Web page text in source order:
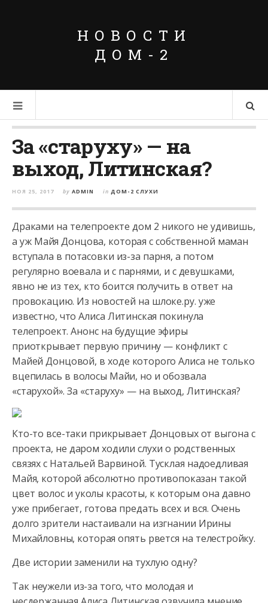
НОВОСТИ
ДОМ-2
За «старуху» — на
выход, Литинская?
НОЯ 25, 2017 by ADMIN in ДОМ-2 СЛУХИ
Драками на телепроекте дом 2 никого не удивишь,
а уж Майя Донцова, которая с собственной маман
вступала в потасовки из-за парня, а потом
регулярно воевала и с парнями, и с девушками,
явно не из тех, кто боится получить в ответ на
провокацию. Из новостей на шлоке.ру. уже
известно, что Алиса Литинская покинула
телепроект. Анонс на будущие эфиры
приоткрывает первую причину — конфликт с
Майей Донцовой, в ходе которого Алиса не только
вцепилась в волосы Майи, но и обозвала
«старухой». За «старуху» — на выход, Литинская?
Кто-то все-таки прикрывает Донцовых от выгона с
проекта, не даром ходили слухи о родственных
связях с Натальей Варвиной. Тусклая надоедливая
Майя, которой абсолютно противопоказан такой
цвет волос и уколы красоты, к которым она давно
уже прибегает, готова предать всех и вся. Очень
долго зрители настаивали на изгнании Ирины
Михайловны, которая опять рвется на телестройку.
Две истории заменили на тухлую одну?
Так неужели из-за того, что молодая и